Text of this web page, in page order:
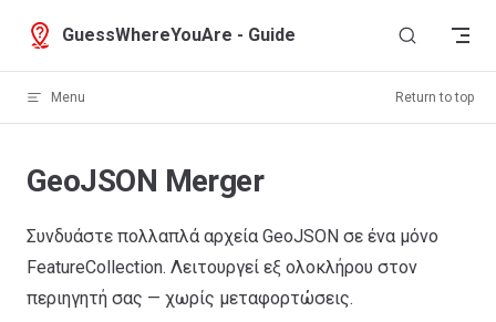
Skip to content
GuessWhereYouAre - Guide
Menu Return to top
GeoJSON Merger
Συνδυάστε πολλαπλά αρχεία GeoJSON σε ένα μόνο
FeatureCollection. Λειτουργεί εξ ολοκλήρου στον
περιηγητή σας — χωρίς μεταφορτώσεις.